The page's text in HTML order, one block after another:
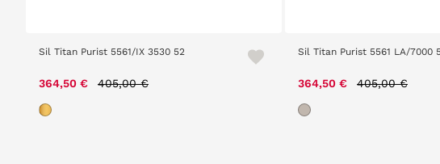
Sil Titan Purist 5561/IX 3530 52
364,50 € Price reduced from
405,00 €
Sil Titan Purist 5561 LA/7000
364,50 € Price reduced
405,00 €